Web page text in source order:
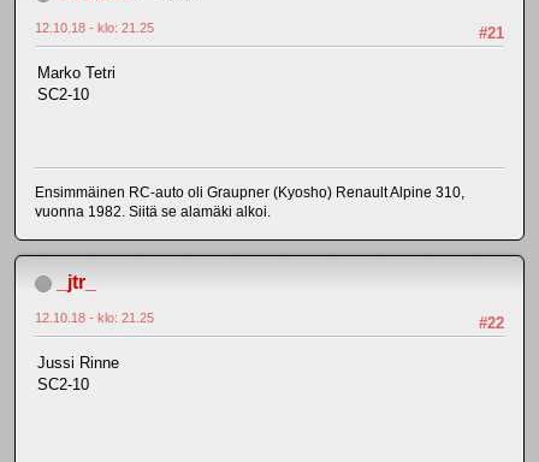
#21
12.10.18 - klo: 21.25
Marko Tetri
SC2-10
Ensimmäinen RC-auto oli Graupner (Kyosho) Renault Alpine 310,
vuonna 1982. Siitä se alamäki alkoi.
_jtr_
#22
12.10.18 - klo: 21.25
Jussi Rinne
SC2-10